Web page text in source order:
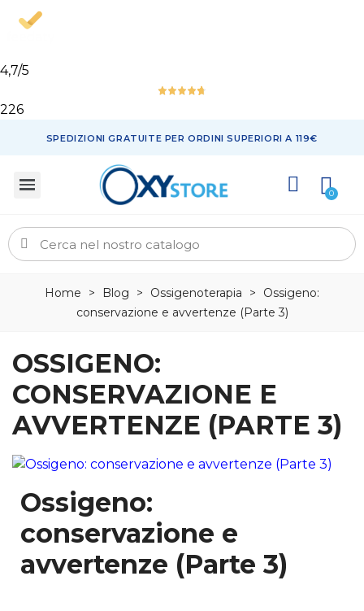
4,7/5
226
SPEDIZIONI GRATUITE PER ORDINI SUPERIORI A 119€
Home > Blog > Ossigenoterapia >
Ossigeno:
conservazione e avvertenze (Parte 3)
OSSIGENO:
CONSERVAZIONE E
AVVERTENZE (PARTE 3)
Ossigeno:
conservazione e
avvertenze (Parte 3)